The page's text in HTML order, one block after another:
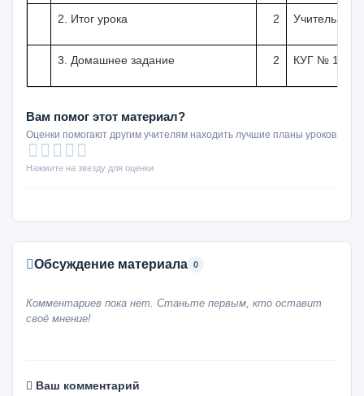
2. Итог урока 2 Учитель
3. Домашнее задание 2 КУГ № 1 (см.
Вам помог этот материал?
Оценки помогают другим учителям находить лучшие планы уроков
Нажмите на звезду для оценки
Обсуждение материала 0
Комментариев пока нет. Станьте первым, кто оставит
своё мнение!
Ваш комментарий